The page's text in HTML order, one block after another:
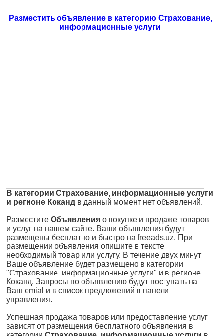
Разместить объявление в категорию Страхование,
информационные услуги
В категории Страхование, информационные услуги
и регионе Коканд в данный момент нет объявлений.
Разместите Объявления о покупке и продаже товаров
и услуг на нашем сайте. Ваши объявления будут
размещены бесплатно и быстро на freeads.uz. При
размещении объявления опишите в тексте
необходимый товар или услугу. В течение двух минут
Ваше объявление будет размещено в категории
"Страхование, информационные услуги" и в регионе
Коканд. Запросы по объявлению будут поступать на
Ваш emial и в список предложений в панели
управления.
Успешная продажа товаров или предоставление услуг
зависят от размещения бесплатного объявления в